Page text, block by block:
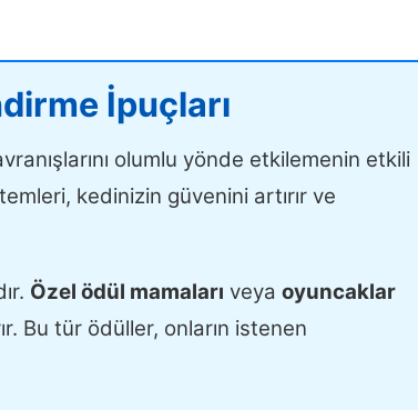
İpuçları
olumlu yönde etkilemenin etkili
kedinizin güvenini artırır ve
Özel ödül mamaları veya oyuncaklar
Bu tür ödüller, onların istenen